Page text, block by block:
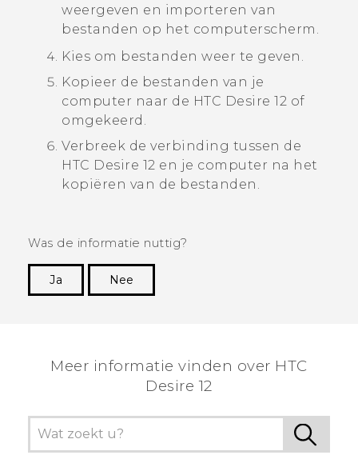
weergeven en importeren van
bestanden op het computerscherm.
Kies om bestanden weer te geven.
Kopieer de bestanden van je
computer naar de HTC Desire 12 of
omgekeerd.
Verbreek de verbinding tussen de
HTC Desire 12 en je computer na het
kopiëren van de bestanden.
Was de informatie nuttig?
Ja
Nee
Meer informatie vinden over HTC
Desire 12